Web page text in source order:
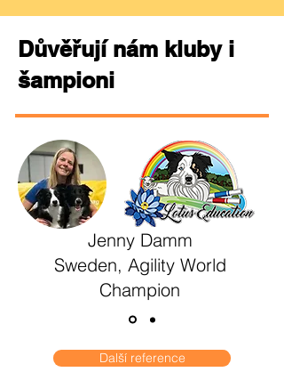
Důvěřují nám kluby i
šampioni
Jenny Damm
Sweden, Agility World
Champion
Další reference